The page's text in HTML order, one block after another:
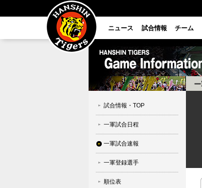
ニュース 試合情報 チーム
試合情報・TOP
一軍試合日程
一軍試合速報
一軍登録選手
順位表